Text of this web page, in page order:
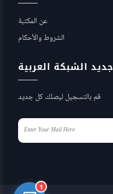
عن المكتبة
الشروط والأحكام
جديد الشبكة العربية
قم بالتسجيل ليصلك كل جديد
1